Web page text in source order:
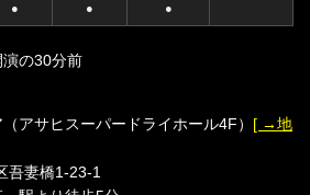
● ● ●
の30分前
アサヒスーパードライホール4F） [ →地
吾妻橋1-23-1